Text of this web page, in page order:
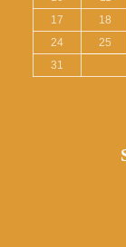
17
18
24
25
31